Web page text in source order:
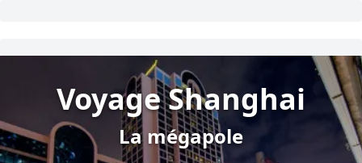
Voyage Shanghai
La mégapole